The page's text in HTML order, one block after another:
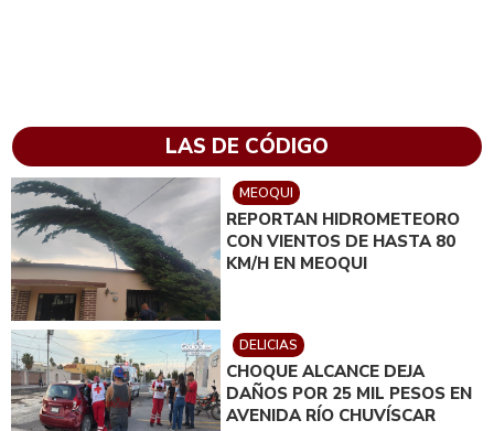
LAS DE CÓDIGO
MEOQUI
REPORTAN HIDROMETEORO
CON VIENTOS DE HASTA 80
KM/H EN MEOQUI
DELICIAS
CHOQUE ALCANCE DEJA
DAÑOS POR 25 MIL PESOS EN
AVENIDA RÍO CHUVÍSCAR